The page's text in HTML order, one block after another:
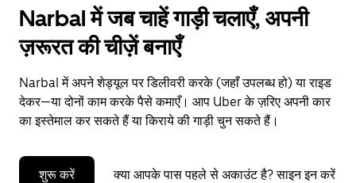
Narbal में जब चाहें गाड़ी चलाएँ, अपनी
ज़रूरत की चीज़ें बनाएँ
Narbal में अपने शेड्यूल पर डिलीवरी करके (जहाँ उपलब्ध हो) या राइड
देकर—या दोनों काम करके पैसे कमाएँ। आप Uber के ज़रिए अपनी कार
का इस्तेमाल कर सकते हैं या किराये की गाड़ी चुन सकते हैं।
शुरू करें क्या आपके पास पहले से अकाउंट है? साइन इन करें